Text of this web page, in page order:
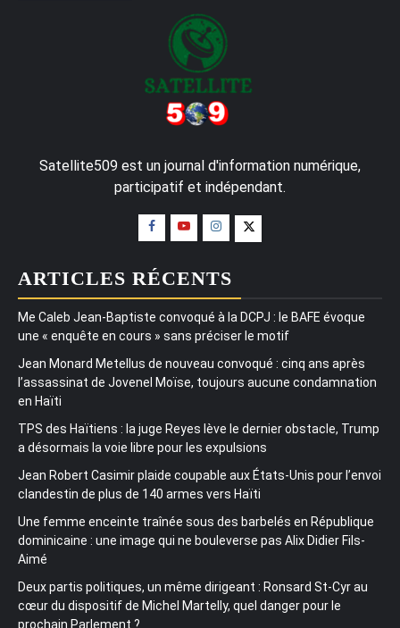
Satellite509 est un journal d'information numérique,
participatif et indépendant.
ARTICLES RÉCENTS
Me Caleb Jean-Baptiste convoqué à la DCPJ : le BAFE évoque
une « enquête en cours » sans préciser le motif
Jean Monard Metellus de nouveau convoqué : cinq ans après
l’assassinat de Jovenel Moïse, toujours aucune condamnation
en Haïti
TPS des Haïtiens : la juge Reyes lève le dernier obstacle, Trump
a désormais la voie libre pour les expulsions
Jean Robert Casimir plaide coupable aux États-Unis pour l’envoi
clandestin de plus de 140 armes vers Haïti
Une femme enceinte traînée sous des barbelés en République
dominicaine : une image qui ne bouleverse pas Alix Didier Fils-
Aimé
Deux partis politiques, un même dirigeant : Ronsard St-Cyr au
cœur du dispositif de Michel Martelly, quel danger pour le
prochain Parlement ?